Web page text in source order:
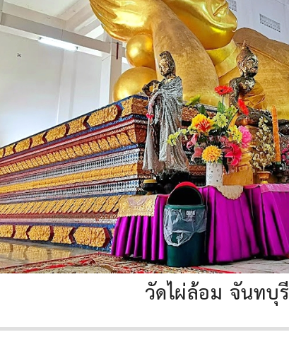
วัดไผ่ล้อม จันทบุรี